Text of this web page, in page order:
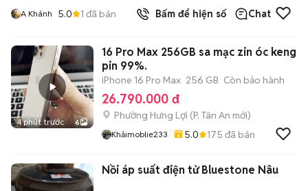
A Khánh 5.0 1 đã bán Bấm để hiện số Chat
4 phút trước 6
16 Pro Max 256GB sa mạc zin óc keng
pin 99%.
iPhone 16 Pro Max 256 GB Còn bảo hành
26.790.000 đ
Phường Hưng Lợi (P. Tân An mới)
Khảimoblie233 5.0 175 đã bán
Nồi áp suất điện tử Bluestone Nâu